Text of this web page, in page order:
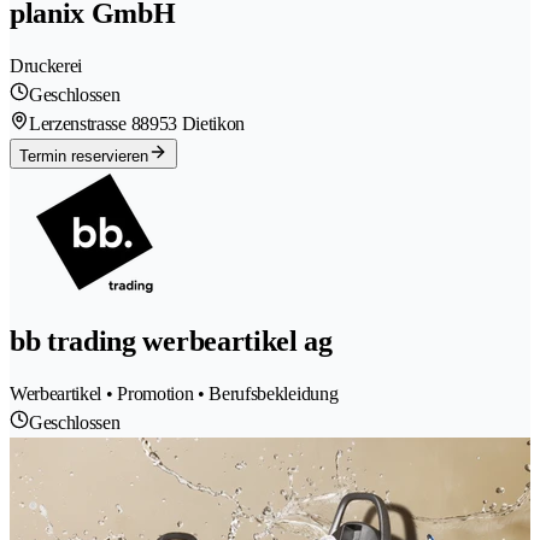
planix GmbH
Druckerei
Geschlossen
Lerzenstrasse 88953 Dietikon
Termin reservieren
bb trading werbeartikel ag
Werbeartikel • Promotion • Berufsbekleidung
Geschlossen